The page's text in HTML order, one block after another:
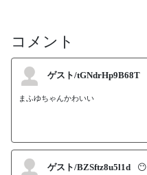
コメント
ゲスト/tGNdrHp9B68T
まふゆちゃんかわいい
ゲスト/BZSftz8u5l1d 😶